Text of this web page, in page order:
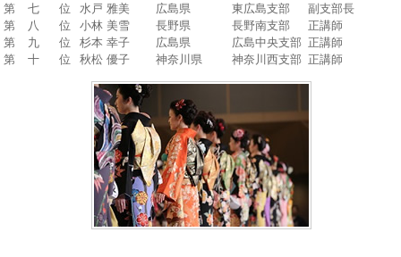
第 七 位
水戸 雅美 広島県 東広島支部
副支部長
第 八 位
小林 美雪 長野県 長野南支部
正講師
第 九 位
杉本 幸子 広島県 広島中央支部 正講師
第 十 位
秋松 優子 神奈川県 神奈川西支部 正講師